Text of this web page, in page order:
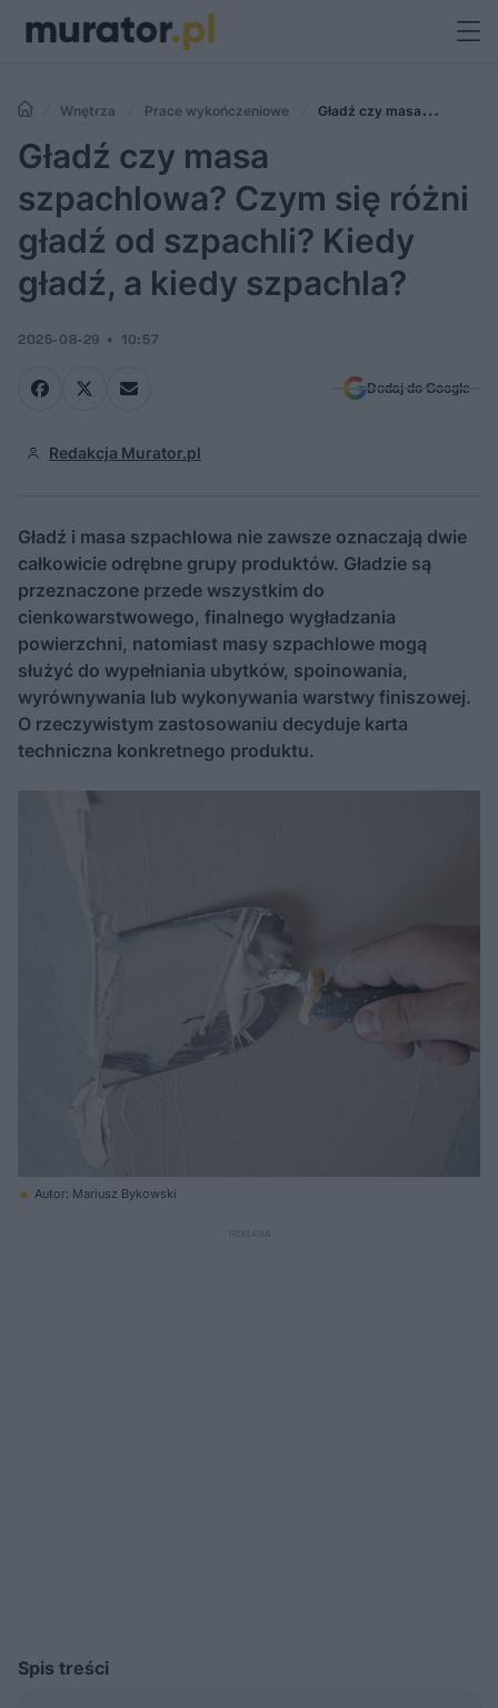
Wnętrza Prace wykończeniowe
Gładź czy masa
szpachlowa? Czym się różni gładź od szpachli? Kiedy gładź, a kiedy
szpachla?
Gładź czy masa
szpachlowa? Czym się różni
gładź od szpachli? Kiedy
gładź, a kiedy szpachla?
2025-08-29 10:57
Dodaj do Google
Redakcja Murator.pl
Gładź i masa szpachlowa nie zawsze oznaczają dwie
całkowicie odrębne grupy produktów. Gładzie są
przeznaczone przede wszystkim do
cienkowarstwowego, finalnego wygładzania
powierzchni, natomiast masy szpachlowe mogą
służyć do wypełniania ubytków, spoinowania,
wyrównywania lub wykonywania warstwy finiszowej.
O rzeczywistym zastosowaniu decyduje karta
techniczna konkretnego produktu.
Autor: Mariusz Bykowski
Spis treści